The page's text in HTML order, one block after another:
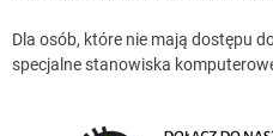
Dla osób, które nie mają dostępu
specjalne stanowiska